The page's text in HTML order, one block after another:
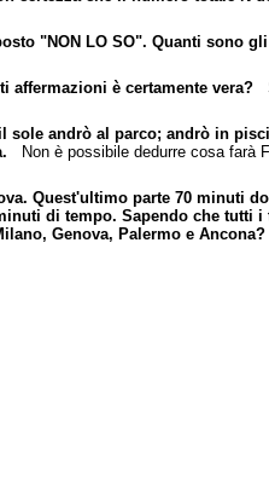
"NON LO SO". Quanti sono
affermazioni è certamente vera?
sole andrò al parco; andrò in
Non è possibile dedurre cosa farà
Quest'ultimo parte 70 minuti
di tempo. Sapendo che tutti i
Genova, Palermo e Ancona?